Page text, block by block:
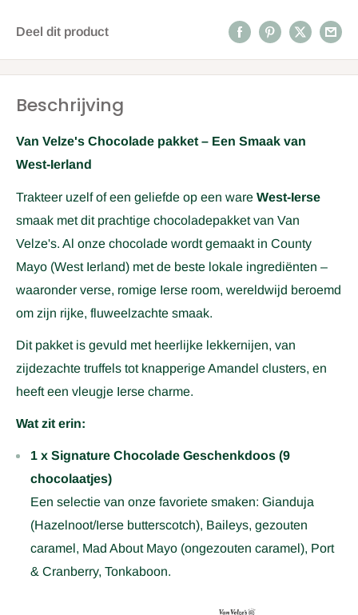
Deel dit product
Beschrijving
Van Velze's Chocolade pakket – Een Smaak van
West-Ierland
Trakteer uzelf of een geliefde op een ware West-Ierse
smaak met dit prachtige chocoladepakket van Van
Velze's. Al onze chocolade wordt gemaakt in County
Mayo (West Ierland) met de beste lokale ingrediënten –
waaronder verse, romige Ierse room, wereldwijd beroemd
om zijn rijke, fluweelzachte smaak.
Dit pakket is gevuld met heerlijke lekkernijen, van
zijdezachte truffels tot knapperige Amandel clusters, en
heeft een vleugje Ierse charme.
Wat zit erin:
1 x Signature Chocolade Geschenkdoos (9
chocolaatjes)
Een selectie van onze favoriete smaken: Gianduja
(Hazelnoot/Ierse butterscotch), Baileys, gezouten
caramel, Mad About Mayo (ongezouten caramel), Port
& Cranberry, Tonkaboon.